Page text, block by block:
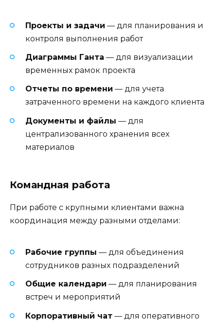
Проекты и задачи — для планирования и
контроля выполнения работ
Диаграммы Ганта — для визуализации
временных рамок проекта
Отчеты по времени — для учета
затраченного времени на каждого клиента
Документы и файлы — для
централизованного хранения всех
материалов
Командная работа
При работе с крупными клиентами важна
координация между разными отделами:
Рабочие группы — для объединения
сотрудников разных подразделений
Общие календари — для планирования
встреч и мероприятий
Корпоративный чат — для оперативного